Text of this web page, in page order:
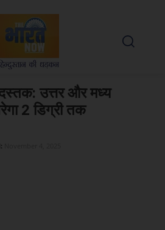
उत्तर और मध्य
2 डिग्री तक